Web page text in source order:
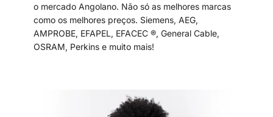
o mercado Angolano. Não só as melhores marcas
como os melhores preços. Siemens, AEG,
AMPROBE, EFAPEL, EFACEC ®, General Cable,
OSRAM, Perkins e muito mais!